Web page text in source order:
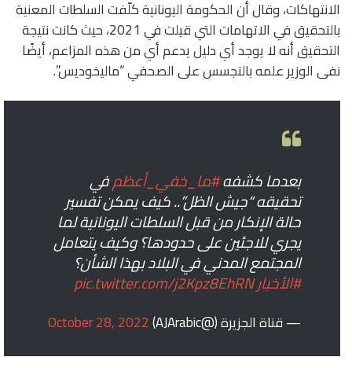
الانتهاكات، وقال أن الحكومة اليونانية كلّفت السلطات المعنية
بالتحقيق في الاتهامات التي قيلت في 2021، حيث كانت نتيجة
التحقيق أنه لا يوجد أي دليل يدعم أي من هذه المزاعم، أيضًا
نفى الوزير علمه بالتجسس على الصحفي “ماليخوديس”.
بعدما كشفه#ما_خفي_أعظمفي
تحقيقه “جيش الظل”.. كيف يمكن تفسير
حالة الإنكار من قبل السلطات اليونانية لما
يجري للاجئين على حدودها؟ وكيف يتعامل
المجتمع المدني في البلاد بهذا الشأن؟
#الأخبارpic.twitter.com/j2Kpz8EhRN
— قناة الجزيرة (@AJArabic) October 28, 2022